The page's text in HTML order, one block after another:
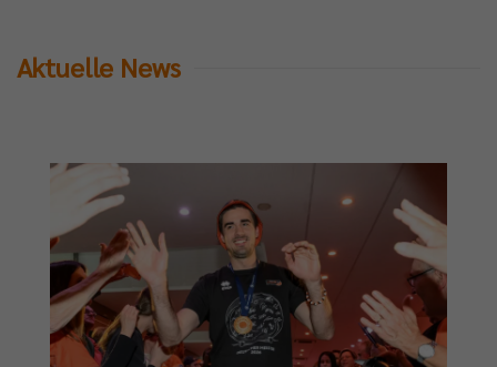
Aktuelle News